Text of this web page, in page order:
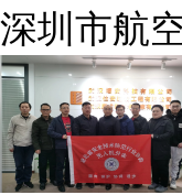
深圳市航